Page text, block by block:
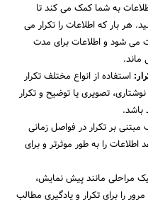
به شما کمک می کند تا
هر بار که اطلاعات را تکرار می
می شود و اطلاعات برای مدت
ماند.
استفاده از انواع مختلف تکرار
تصویری یا توضیح و تکرار
باشد.
مبتنی بر تکرار در فواصل زمانی
را به طور موثرتر و برای
مراحلی مانند پیش نمایش،
را برای تکرار و یادگیری مطالب